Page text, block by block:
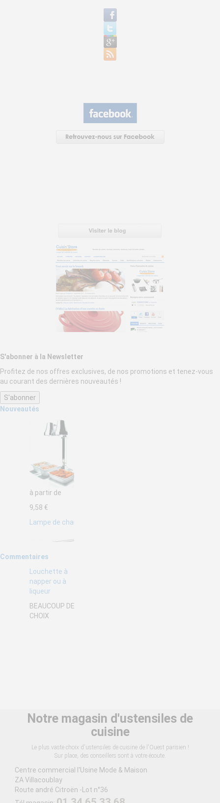
S'abonner à la Newsletter
Profitez de nos offres exclusives, de nos promotions et tenez-vous
au courant des dernières nouveautés !
Nouveautés
à partir de
9,58 €
Lampe de chauffage infrarouge pour cuisine Lacor
à partir de
271,67 €
Coupe-frites professionnel Tellier LT CS à poser
Balance électronique professionnelle Tellier
à partir de
Commentaires
Louchette à
napper ou à
liqueur
BEAUCOUP DE
CHOIX
Notre magasin d'ustensiles de
cuisine
Le plus vaste choix d'ustensiles de cuisine de l'Ouest parisien !
Sur place, des conseillers sont à votre écoute.
Centre commercial l'Usine Mode & Maison
ZA Villacoublay
Route andré Citroën -Lot n°36